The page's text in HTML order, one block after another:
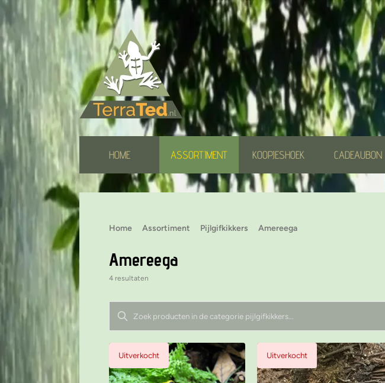
HOME ASSORTIMENT KOOPJESHOEK CADEAUBON
Home Assortiment Pijlgifkikkers Amereega
Amereega
4 resultaten
Uitverkocht Uitverkocht